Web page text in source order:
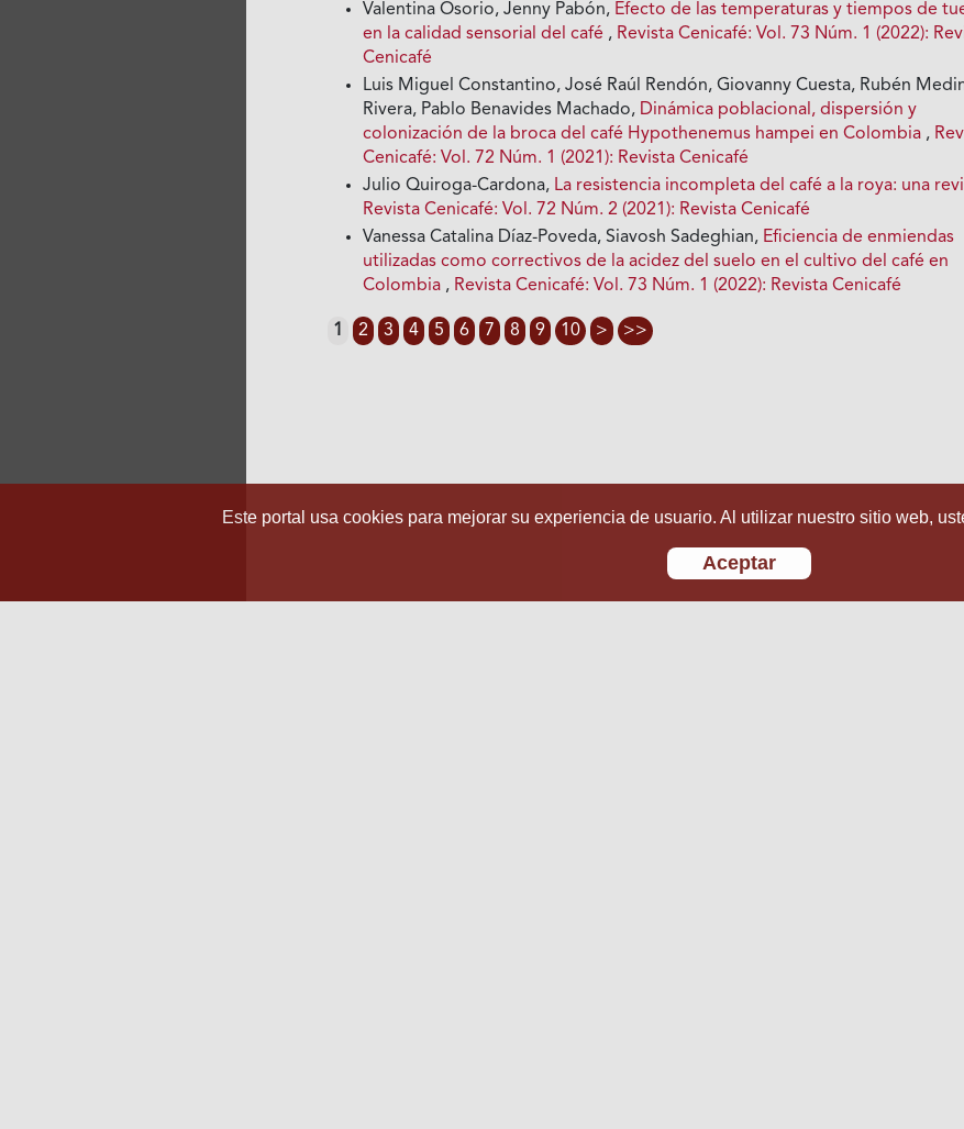
Valentina Osorio, Jenny Pabón, Efecto de las temperaturas y tiempos de
en la calidad sensorial del café , Revista Cenicafé: Vol. 73 Núm. 1 (2022):
Cenicafé
Luis Miguel Constantino, José Raúl Rendón, Giovanny Cuesta, Rubén
Rivera, Pablo Benavides Machado, Dinámica poblacional, dispersión y
colonización de la broca del café Hypothenemus hampei en Colombia ,
Cenicafé: Vol. 72 Núm. 1 (2021): Revista Cenicafé
Julio Quiroga-Cardona, La resistencia incompleta del café a la roya: una
Revista Cenicafé: Vol. 72 Núm. 2 (2021): Revista Cenicafé
Vanessa Catalina Díaz-Poveda, Siavosh Sadeghian, Eficiencia de enmiendas
utilizadas como correctivos de la acidez del suelo en el cultivo del café en
Colombia , Revista Cenicafé: Vol. 73 Núm. 1 (2022): Revista Cenicafé
1 2 3 4 5 6 7 8 9 10 > >>
Este portal usa cookies para mejorar su experiencia de usuario. Al utilizar nuestro sitio web,
Aceptar